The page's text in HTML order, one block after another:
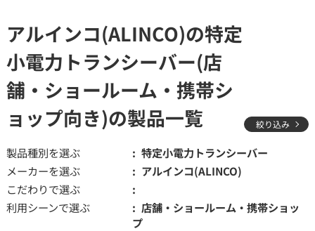
アルインコ(ALINCO)の特定
小電力トランシーバー(店
舗・ショールーム・携帯シ
ョップ向き)の製品一覧
絞り込み
製品種別を選ぶ
特定小電力トランシーバー
メーカーを選ぶ
アルインコ(ALINCO)
こだわりで選ぶ
利用シーンで選ぶ
店舗・ショールーム・携帯ショッ
プ